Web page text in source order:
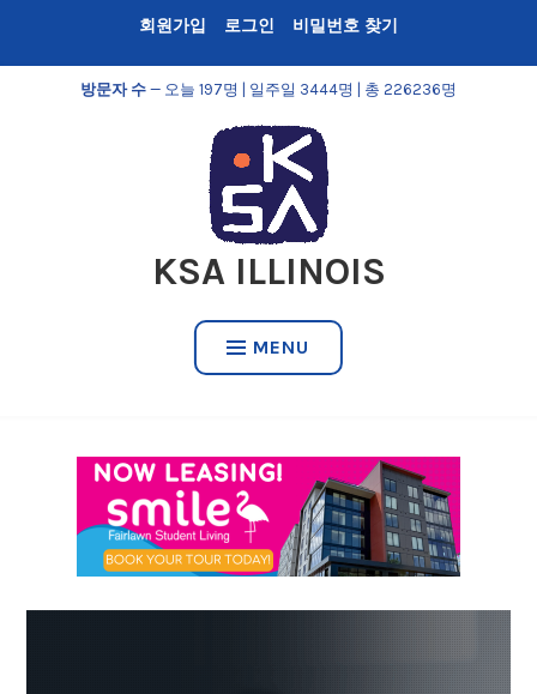
content
회원가입 로그인 비밀번호 찾기
방문자 수 — 오늘 197명 | 일주일 3444명 | 총 226236명
KSA ILLINOIS
MENU